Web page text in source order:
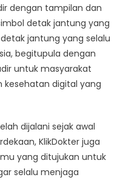
dengan tampilan dan
detak jantung yang
jantung yang selalu
begitupula dengan
untuk masyarakat
kesehatan digital yang
dijalani sejak awal
KlikDokter juga
yang ditujukan untuk
selalu menjaga